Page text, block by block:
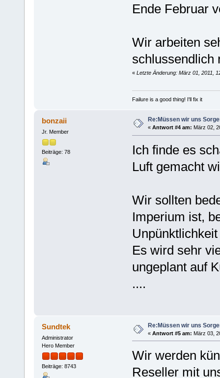
Ende Februar
Wir arbeiten
schlussendlich
« Letzte Änderung: März 01, 2011,
Failure is a good thing! I'll fix it
bonzaii
Jr. Member
Beiträge: 78
Re:Müssen wir uns
« Antwort #4 am: März 02,
Ich finde es
Luft gemacht
Wir sollten
Imperium ist,
Es wird sehr
ungeplant auf
....
Sundtek
Administrator
Hero Member
Beiträge: 8743
Re:Müssen wir uns
« Antwort #5 am: März 03,
Wir werden
Reseller mit